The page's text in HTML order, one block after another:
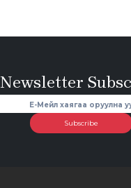
Newsletter
Subscribe